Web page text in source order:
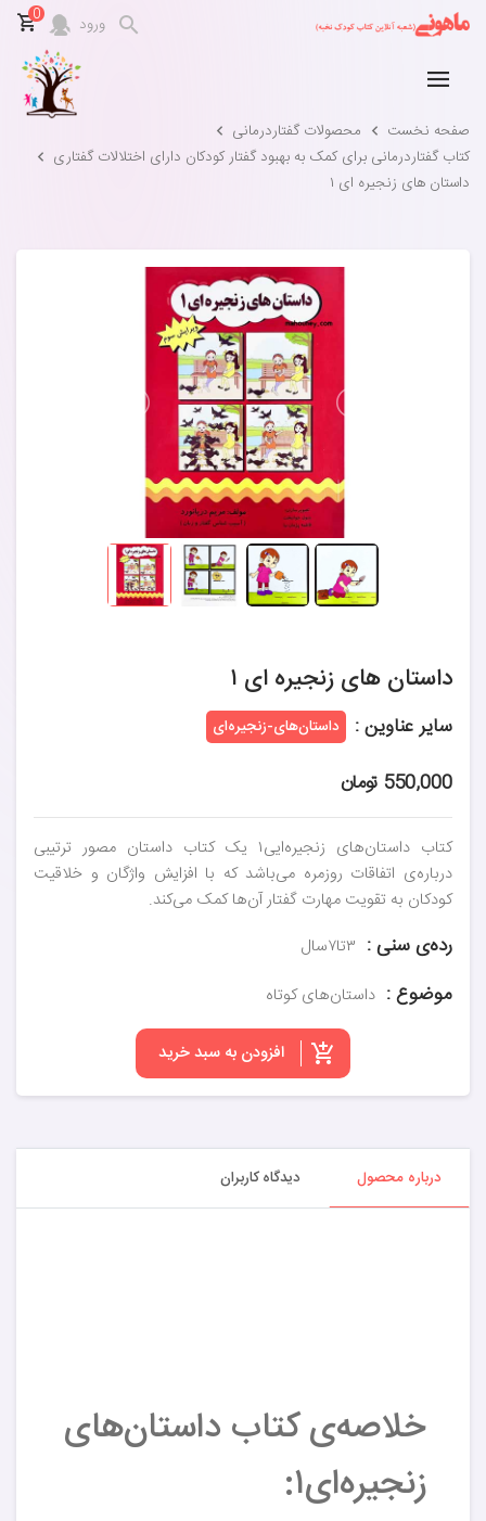
ورود 0
صفحه نخست
محصولات گفتاردرمانی
کتاب گفتاردرمانی برای کمک به بهبود گفتار کودکان دارای اختلالات گفتاری
داستان‌ های زنجیره‌ ای ۱
داستان‌ های زنجیره‌ ای ۱
سایر عناوین : داستان‌های-زنجیره‌ای
550,000 تومان
کتاب داستان‌های زنجیره‌ایی‌۱ یک کتاب داستان مصور ترتیبی
درباره‌ی اتفاقات روزمره می‌باشد که با افزایش واژگان و خلاقیت
کودکان به تقویت مهارت گفتار آن‌ها کمک می‌کند.
رده‌ی سنی : ۳تا۷سال
موضوع : داستان‌های کوتاه
افزودن به سبد خرید
درباره محصول دیدگاه کاربران
خلاصه‌ی کتاب داستان‌های
زنجیره‌ای۱: